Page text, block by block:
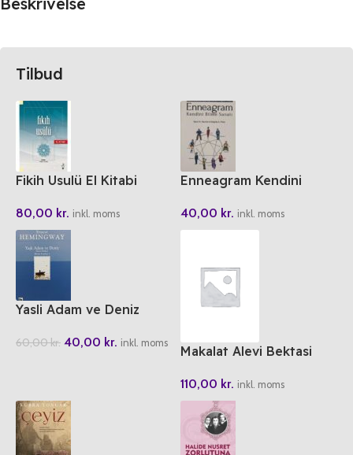
Tilbud
Fikih Usulü El Kitabi
80,00 kr. inkl. moms
Enneagram Kendini
40,00 kr. inkl. moms
Yasli Adam ve Deniz
60,00kr. 40,00 kr. inkl. moms
Makalat Alevi Bektasi
110,00 kr. inkl. moms